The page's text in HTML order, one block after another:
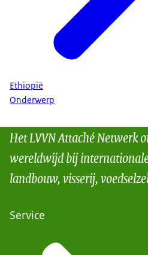
Ethiopië
Onderwerp
Het LVVN Attaché Netwerk
wereldwijd bij
landbouw, visserij,
Service